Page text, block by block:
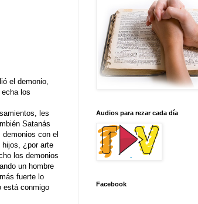
el demonio,
los
les
Satanás
con el
¿por arte
los demonios
un hombre
fuerte lo
está conmigo
Audios para rezar cada día
Facebook